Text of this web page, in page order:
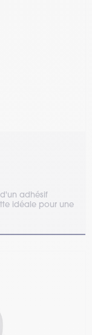
adhésif
idéale pour une